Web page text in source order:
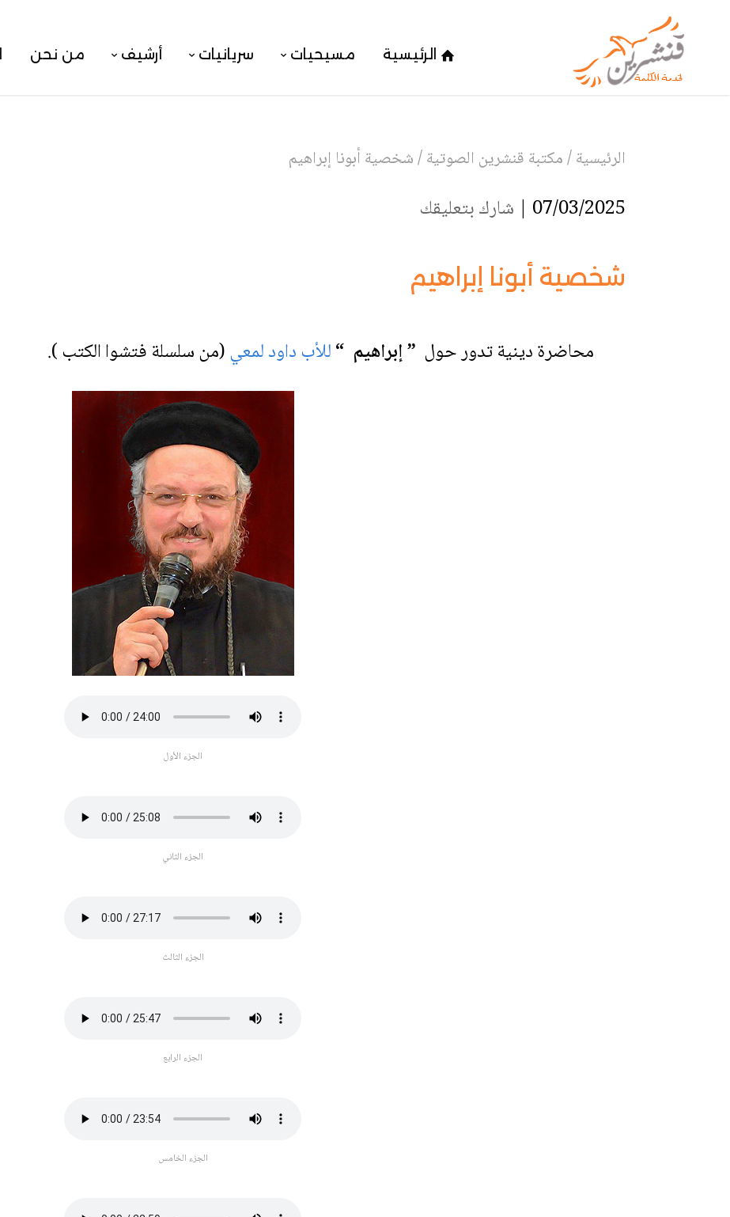
الرئيسية مسيحيات سريانيات أرشيف من نحن
الرئيسية/مكتبة قنشرين الصوتية/شخصية أبونا إبراهيم
07/03/2025 | شارك بتعليقك
شخصية أبونا إبراهيم
محاضرة دينية تدور حول ” إبراهيم “للأب داود لمعي(من سلسلة فتشوا الكتب ).
الجزء الأول
الجزء الثاني
الجزء الثالث
الجزء الرابع
الجزء الخامس